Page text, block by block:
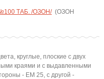
ТАБ. /ОЗОН/(ОЗОН
круглые, плоские с двух
краями и с выдавленными
- ЕМ 25, с другой -